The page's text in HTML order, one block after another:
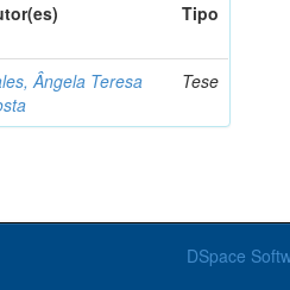
Tipo
Ângela Teresa
Tese
DSpace